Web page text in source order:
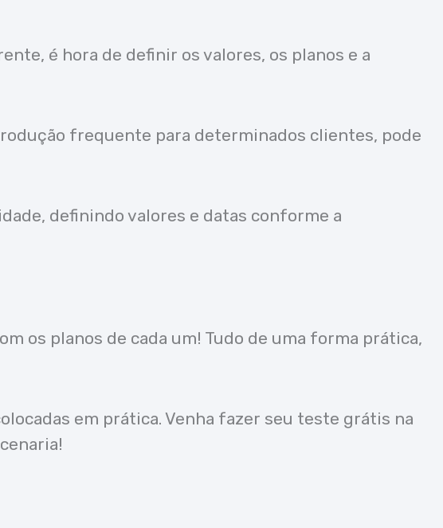
é hora de definir os valores, os planos e a
frequente para determinados clientes, pode
definindo valores e datas conforme a
os planos de cada um! Tudo de uma forma prática,
em prática. Venha fazer seu teste grátis na